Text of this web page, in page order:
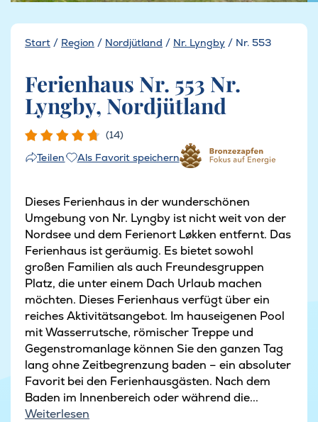
Start / Region / Nordjütland / Nr. Lyngby / Nr. 553
Ferienhaus Nr. 553 Nr.
Lyngby, Nordjütland
(14)
Teilen
Als Favorit speichern
Dieses Ferienhaus in der wunderschönen
Umgebung von Nr. Lyngby ist nicht weit von der
Nordsee und dem Ferienort Løkken entfernt. Das
Ferienhaus ist geräumig. Es bietet sowohl
großen Familien als auch Freundesgruppen
Platz, die unter einem Dach Urlaub machen
möchten. Dieses Ferienhaus verfügt über ein
reiches Aktivitätsangebot. Im hauseigenen Pool
mit Wasserrutsche, römischer Treppe und
Gegenstromanlage können Sie den ganzen Tag
lang ohne Zeitbegrenzung baden – ein absoluter
Favorit bei den Ferienhausgästen. Nach dem
Baden im Innenbereich oder während die...
Weiterlesen